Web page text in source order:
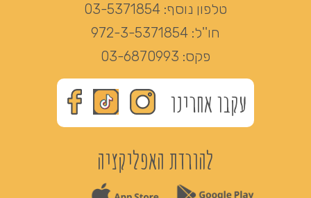
טלפון נוסף: 03-5371854
חו''ל: 972-3-5371854
פקס: 03-6870993
עקבו אחרינו
להורדת האפליקציה